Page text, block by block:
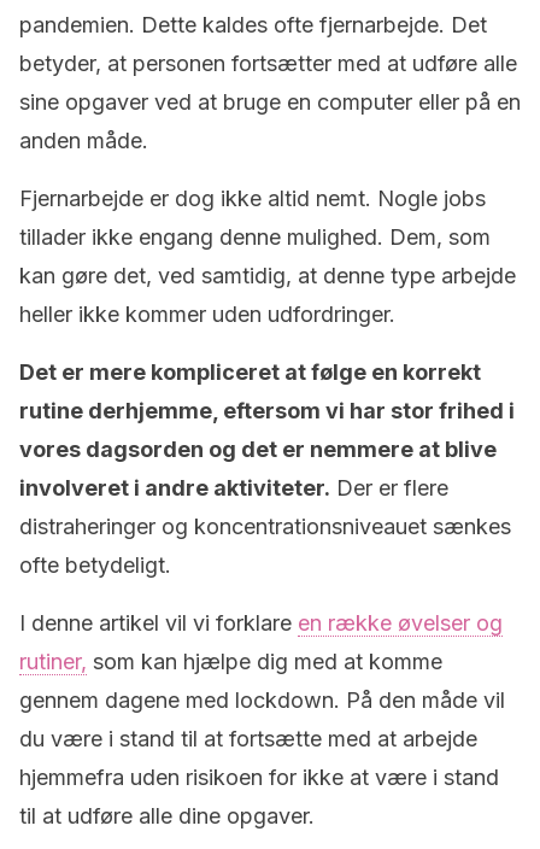
pandemien. Dette kaldes ofte fjernarbejde. Det
betyder, at personen fortsætter med at udføre alle
sine opgaver ved at bruge en computer eller på en
anden måde.
Fjernarbejde er dog ikke altid nemt. Nogle jobs
tillader ikke engang denne mulighed. Dem, som
kan gøre det, ved samtidig, at denne type arbejde
heller ikke kommer uden udfordringer.
Det er mere kompliceret at følge en korrekt
rutine derhjemme, eftersom vi har stor frihed i
vores dagsorden og det er nemmere at blive
involveret i andre aktiviteter. Der er flere
distraheringer og koncentrationsniveauet sænkes
ofte betydeligt.
I denne artikel vil vi forklare en række øvelser og
rutiner, som kan hjælpe dig med at komme
gennem dagene med lockdown. På den måde vil
du være i stand til at fortsætte med at arbejde
hjemmefra uden risikoen for ikke at være i stand
til at udføre alle dine opgaver.